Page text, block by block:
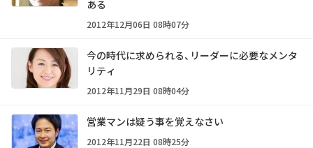
ある
2012年12月06日 08時07分
今の時代に求められる、リーダーに必要なメンタ
リティ
2012年11月29日 08時04分
営業マンは疑う事を覚えなさい
2012年11月22日 08時25分